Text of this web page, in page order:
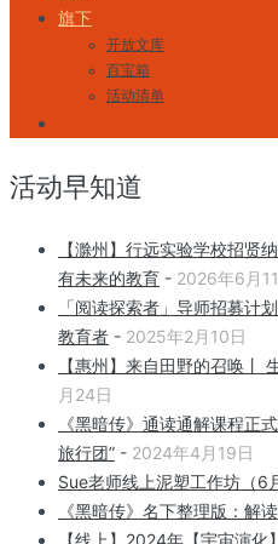
旗下
开放文库
百宝箱
活动清单
活动早知道
【滁州】行远实验学校招贤
有未来的教育 - 2026年6月
「阅读探索者」导师招募
教育者 - 2025年2月10日
【惠州】来自田野的召唤丨
月24日
《黑暗传》通读通解课程正
旅行团” - 2024年4月19日
Sue老师线上泥塑工作坊（6
《黑暗传》名下整理版：解
【线上】2024年【宇宙演化